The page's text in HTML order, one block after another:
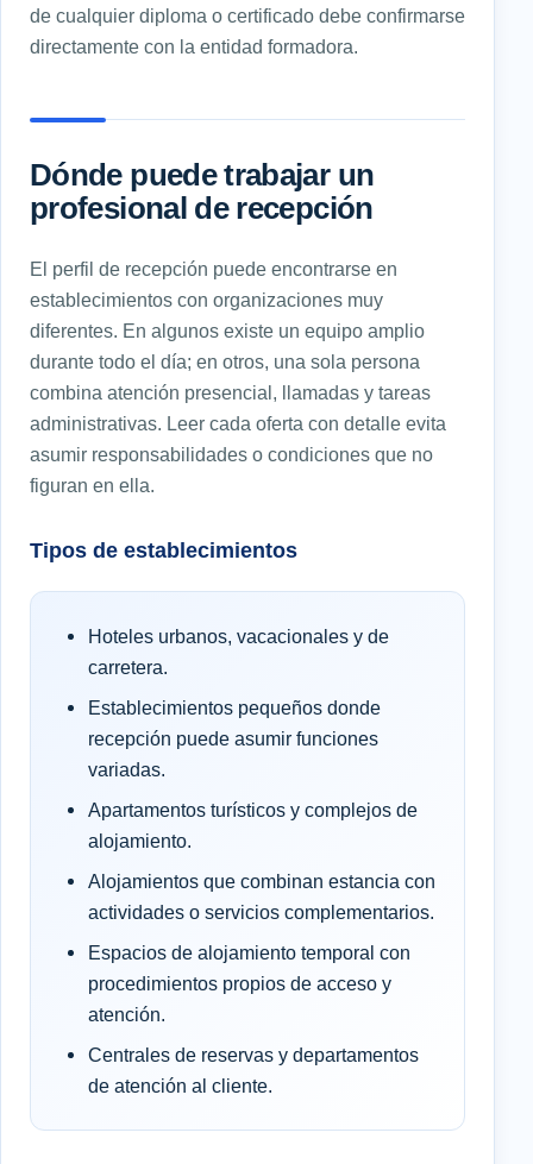
de cualquier diploma o certificado debe confirmarse
directamente con la entidad formadora.
Dónde puede trabajar un
profesional de recepción
El perfil de recepción puede encontrarse en
establecimientos con organizaciones muy
diferentes. En algunos existe un equipo amplio
durante todo el día; en otros, una sola persona
combina atención presencial, llamadas y tareas
administrativas. Leer cada oferta con detalle evita
asumir responsabilidades o condiciones que no
figuran en ella.
Tipos de establecimientos
Hoteles urbanos, vacacionales y de
carretera.
Establecimientos pequeños donde
recepción puede asumir funciones
variadas.
Apartamentos turísticos y complejos de
alojamiento.
Alojamientos que combinan estancia con
actividades o servicios complementarios.
Espacios de alojamiento temporal con
procedimientos propios de acceso y
atención.
Centrales de reservas y departamentos
de atención al cliente.